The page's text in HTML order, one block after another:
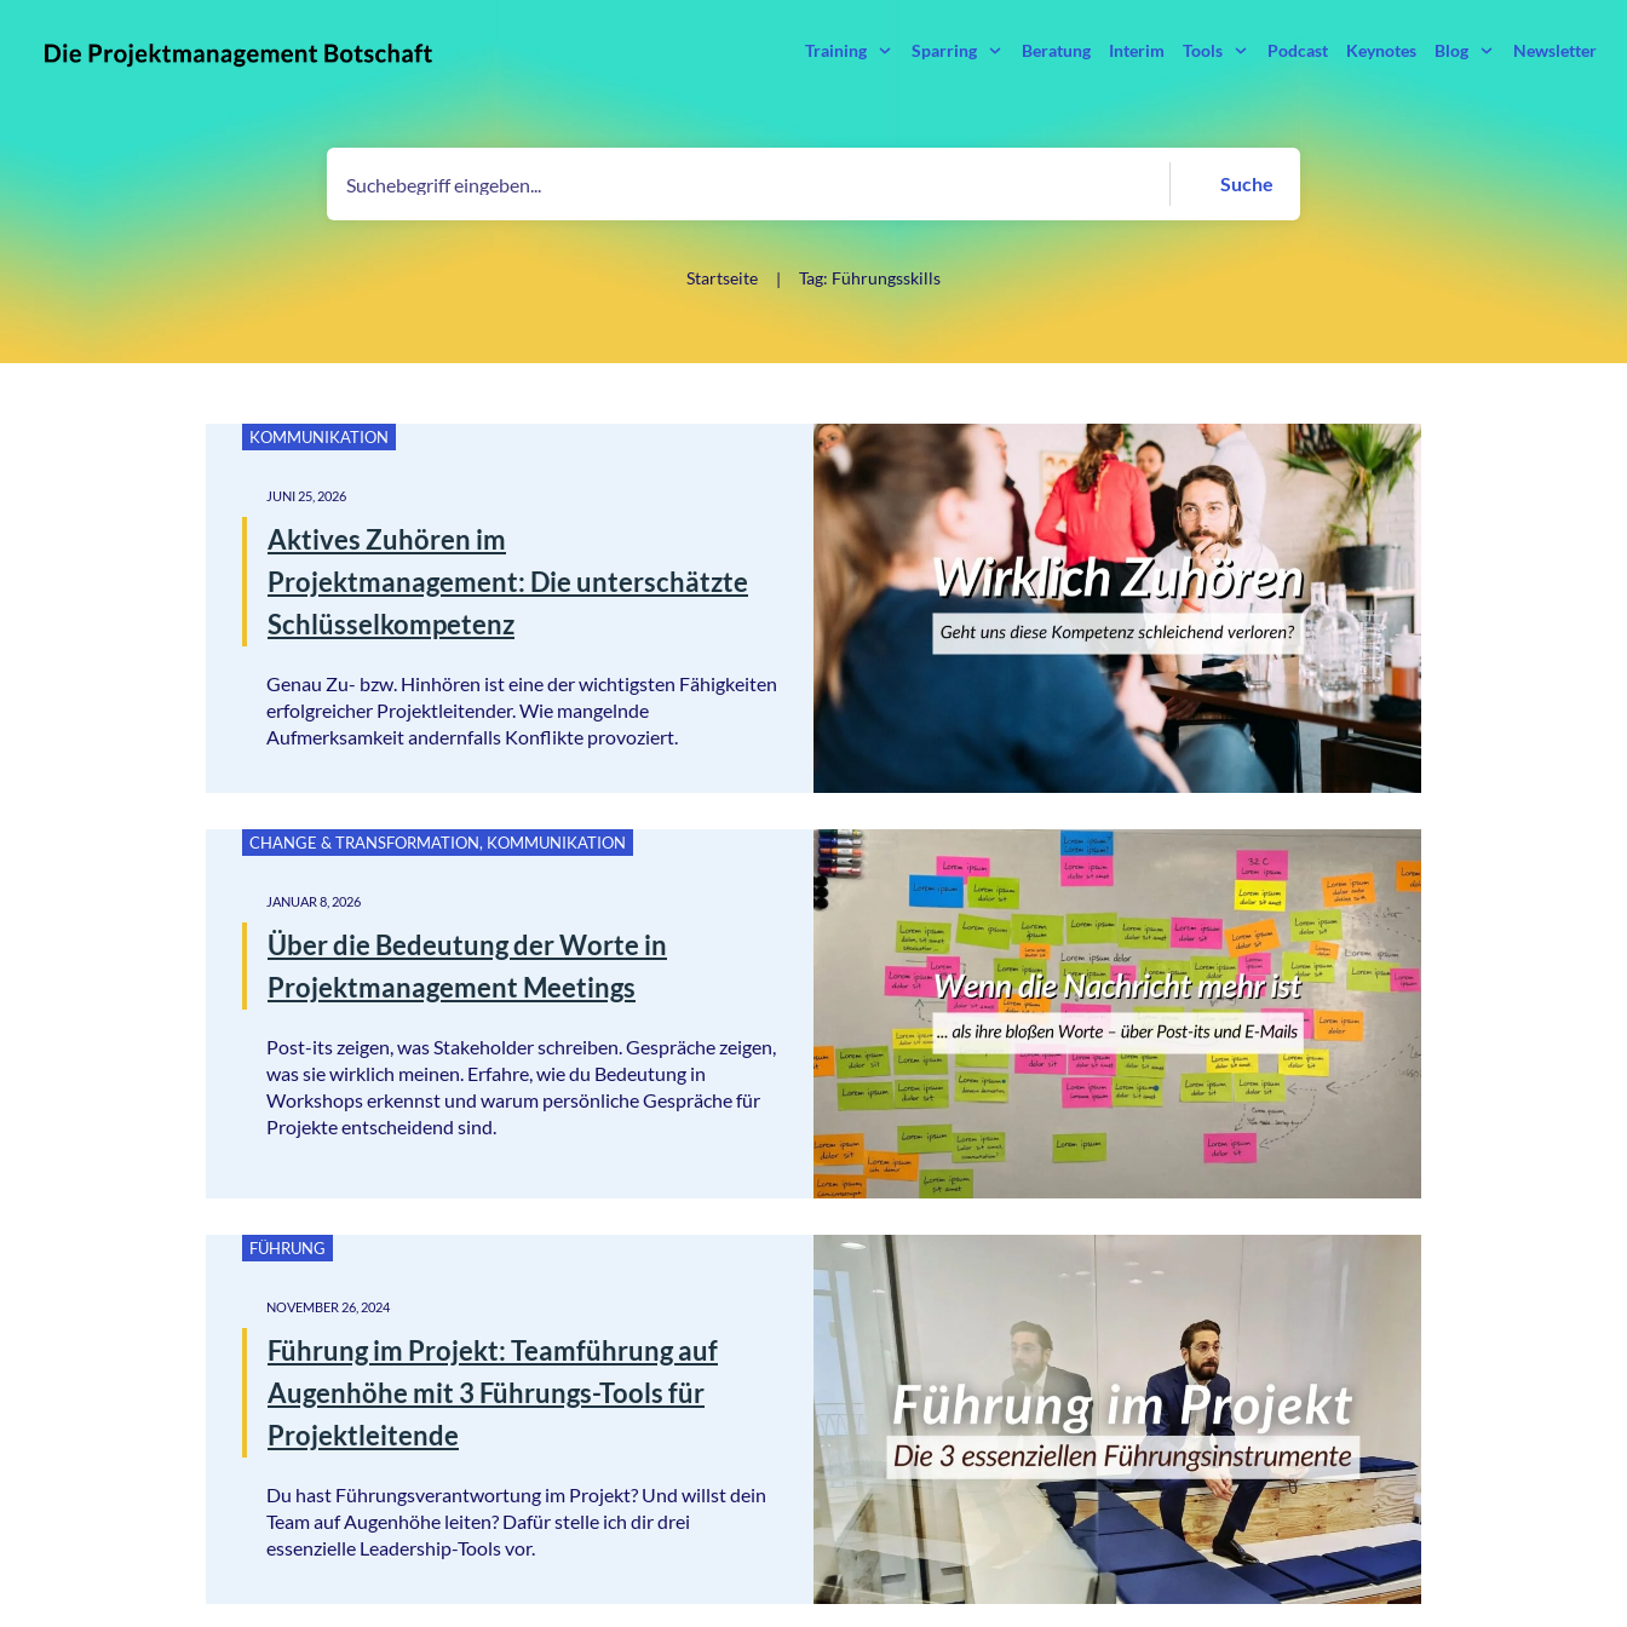
Training Sparring Beratung Interim Tools Podcast Keynotes Blog Newsletter
Suche
Startseite | Tag: Führungsskills
KOMMUNIKATION
JUNI 25, 2026
Aktives Zuhören im
Projektmanagement: Die unterschätzte
Schlüsselkompetenz
Genau Zu- bzw. Hinhören ist eine der wichtigsten Fähigkeiten
erfolgreicher Projektleitender. Wie mangelnde
Aufmerksamkeit andernfalls Konflikte provoziert.
CHANGE & TRANSFORMATION, KOMMUNIKATION
JANUAR 8, 2026
Über die Bedeutung der Worte in
Projektmanagement Meetings
Post-its zeigen, was Stakeholder schreiben. Gespräche zeigen,
was sie wirklich meinen. Erfahre, wie du Bedeutung in
Workshops erkennst und warum persönliche Gespräche für
Projekte entscheidend sind.
FÜHRUNG
NOVEMBER 26, 2024
Führung im Projekt: Teamführung auf
Augenhöhe mit 3 Führungs-Tools für
Projektleitende
Du hast Führungsverantwortung im Projekt? Und willst dein
Team auf Augenhöhe leiten? Dafür stelle ich dir drei
essenzielle Leadership-Tools vor.